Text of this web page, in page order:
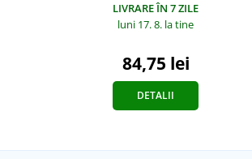
LIVRARE ÎN 7 ZILE
luni 17. 8. la tine
84,75 lei
DETALII